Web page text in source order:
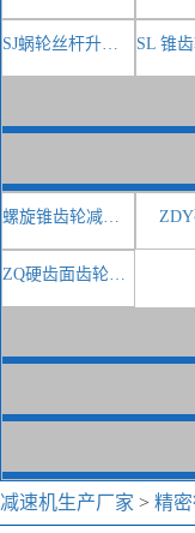
减速机生产厂家 > 精
精密行星减速机 直
高精度自动化设备
查看详情